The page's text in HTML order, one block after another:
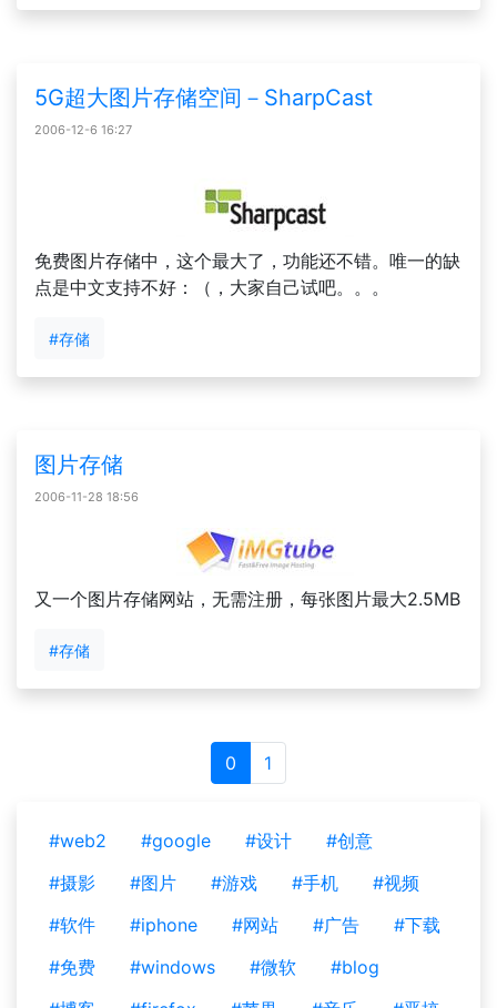
5G超大图片存储空间－SharpCast
2006-12-6 16:27
免费图片存储中，这个最大了，功能还不错。唯一的缺
点是中文支持不好：（，大家自己试吧。。。
#存储
图片存储
2006-11-28 18:56
又一个图片存储网站，无需注册，每张图片最大2.5MB
#存储
0 1
#web2 #google #设计
#创意
#摄影
#图片 #游戏 #手机
#视频
#软件
#iphone #网站 #广告
#下载
#免费
#windows #微软
#blog